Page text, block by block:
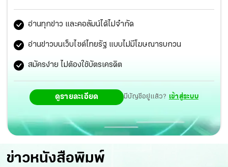
อ่านทุกข่าว และคอลัมน์ได้ไม่จำกัด
อ่านข่าวบนเว็บไซต์ไทยรัฐ แบบไม่มีโฆษณารบกวน
สมัครง่าย ไม่ต้องใช้บัตรเครดิต
ดูรายละเอียด มีบัญชีอยู่แล้ว? เข้าสู่ระบบ
ข่าวหนังสือพิมพ์